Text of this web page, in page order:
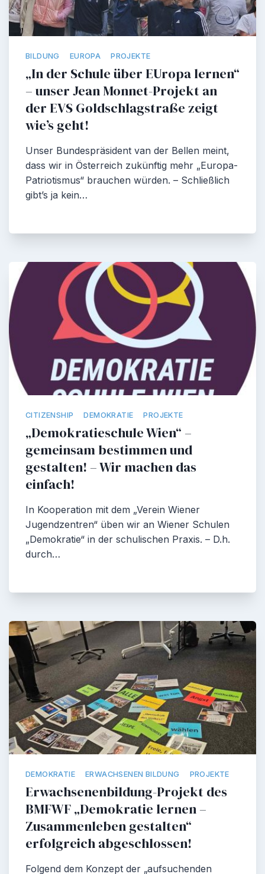
BILDUNG EUROPA PROJEKTE
„In der Schule über EUropa lernen“
– unser Jean Monnet-Projekt an
der EVS Goldschlagstraße zeigt
wie’s geht!
Unser Bundespräsident van der Bellen meint,
dass wir in Österreich zukünftig mehr „Europa-
Patriotismus“ brauchen würden. – Schließlich
gibt’s ja kein…
CITIZENSHIP DEMOKRATIE PROJEKTE
„Demokratieschule Wien“ –
gemeinsam bestimmen und
gestalten! – Wir machen das
einfach!
In Kooperation mit dem „Verein Wiener
Jugendzentren“ üben wir an Wiener Schulen
„Demokratie“ in der schulischen Praxis. – D.h.
durch…
DEMOKRATIE ERWACHSENEN BILDUNG PROJEKTE
Erwachsenenbildung-Projekt des
BMFWF „Demokratie lernen –
Zusammenleben gestalten“
erfolgreich abgeschlossen!
Folgend dem Konzept der „aufsuchenden